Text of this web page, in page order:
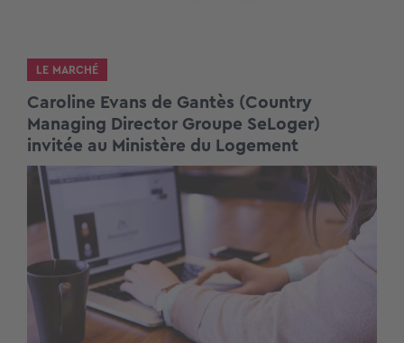
LE MARCHÉ
Caroline Evans de Gantès (Country
Managing Director Groupe SeLoger)
invitée au Ministère du Logement